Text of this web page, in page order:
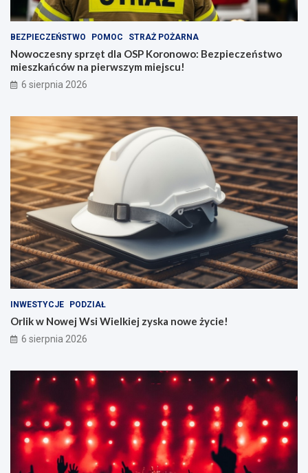
BEZPIECZEŃSTWO POMOC STRAŻ POŻARNA
Nowoczesny sprzęt dla OSP Koronowo: Bezpieczeństwo
mieszkańców na pierwszym miejscu!
6 sierpnia 2026
INWESTYCJE PODZIAŁ
Orlik w Nowej Wsi Wielkiej zyska nowe życie!
6 sierpnia 2026